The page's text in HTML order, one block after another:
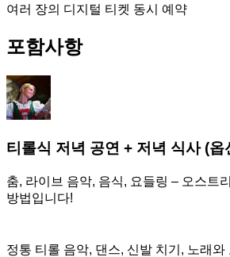
여러 장의 디지털 티켓 동시 예약
포함사항
티롤식 저녁 공연 + 저녁 식사 (옵
춤, 라이브 음악, 음식, 요들링 – 오스트
방법입니다!
정통 티롤 음악, 댄스, 신발 치기, 노래